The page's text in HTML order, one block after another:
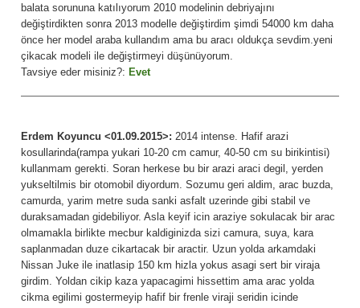
balata sorununa katılıyorum 2010 modelinin debriyajını
değiştirdikten sonra 2013 modelle değiştirdim şimdi 54000 km daha
önce her model araba kullandım ama bu aracı oldukça sevdim.yeni
çikacak modeli ile değiştirmeyi düşünüyorum.
Tavsiye eder misiniz?: Evet
Erdem Koyuncu <01.09.2015>: 2014 intense. Hafif arazi
kosullarinda(rampa yukari 10-20 cm camur, 40-50 cm su birikintisi)
kullanmam gerekti. Soran herkese bu bir arazi araci degil, yerden
yukseltilmis bir otomobil diyordum. Sozumu geri aldim, arac buzda,
camurda, yarim metre suda sanki asfalt uzerinde gibi stabil ve
duraksamadan gidebiliyor. Asla keyif icin araziye sokulacak bir arac
olmamakla birlikte mecbur kaldiginizda sizi camura, suya, kara
saplanmadan duze cikartacak bir aractir. Uzun yolda arkamdaki
Nissan Juke ile inatlasip 150 km hizla yokus asagi sert bir viraja
girdim. Yoldan cikip kaza yapacagimi hissettim ama arac yolda
cikma egilimi gostermeyip hafif bir frenle viraji seridin icinde